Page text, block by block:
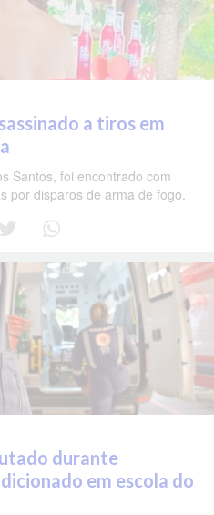
a tiros em
Santos, foi encontrado com
por disparos de arma de fogo.
durante
em escola do